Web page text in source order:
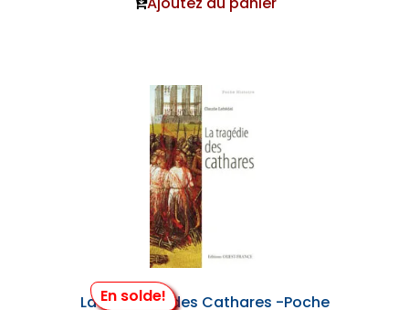
En solde!
La Tragédie des Cathares -Poche